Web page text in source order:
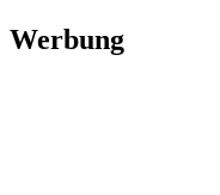
Werbung